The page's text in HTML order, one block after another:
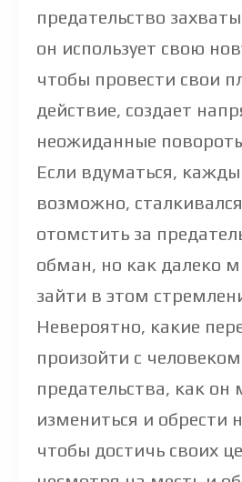
предательство
он использует свою
чтобы провести свои
действие, создает
неожиданные
Если вдуматься,
возможно,
отомстить за
обман, но как далеко
зайти в этом
Невероятно, какие
произойти с
предательства, как он
измениться и обрести
чтобы достичь своих